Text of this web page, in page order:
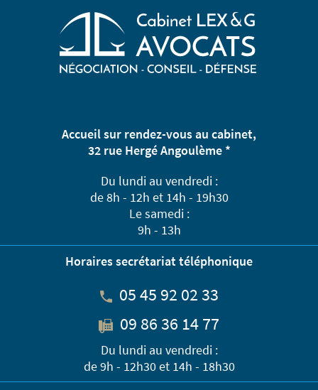
Accueil sur rendez-vous au cabinet,
32 rue Hergé Angoulème *
Du lundi au vendredi :
de 8h - 12h et 14h - 19h30
Le samedi :
9h - 13h
Horaires secrétariat téléphonique
05 45 92 02 33
09 86 36 14 77
Du lundi au vendredi :
de 9h - 12h30 et 14h - 18h30